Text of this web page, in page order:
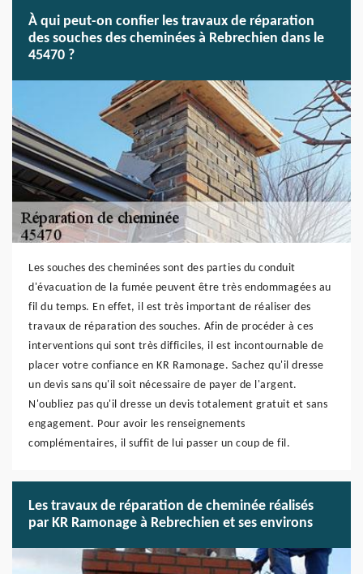
À qui peut-on confier les travaux de réparation
des souches des cheminées à Rebrechien dans le
45470 ?
Les souches des cheminées sont des parties du conduit
d'évacuation de la fumée peuvent être très endommagées au
fil du temps. En effet, il est très important de réaliser des
travaux de réparation des souches. Afin de procéder à ces
interventions qui sont très difficiles, il est incontournable de
placer votre confiance en KR Ramonage. Sachez qu'il dresse
un devis sans qu'il soit nécessaire de payer de l'argent.
N'oubliez pas qu'il dresse un devis totalement gratuit et sans
engagement. Pour avoir les renseignements
complémentaires, il suffit de lui passer un coup de fil.
Les travaux de réparation de cheminée réalisés
par KR Ramonage à Rebrechien et ses environs